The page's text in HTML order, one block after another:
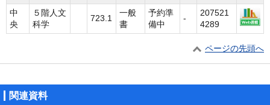
中
央
５階人文
科学
723.1
一般
書
予約準
備中
-
207521
4289
ページの先頭へ
関連資料